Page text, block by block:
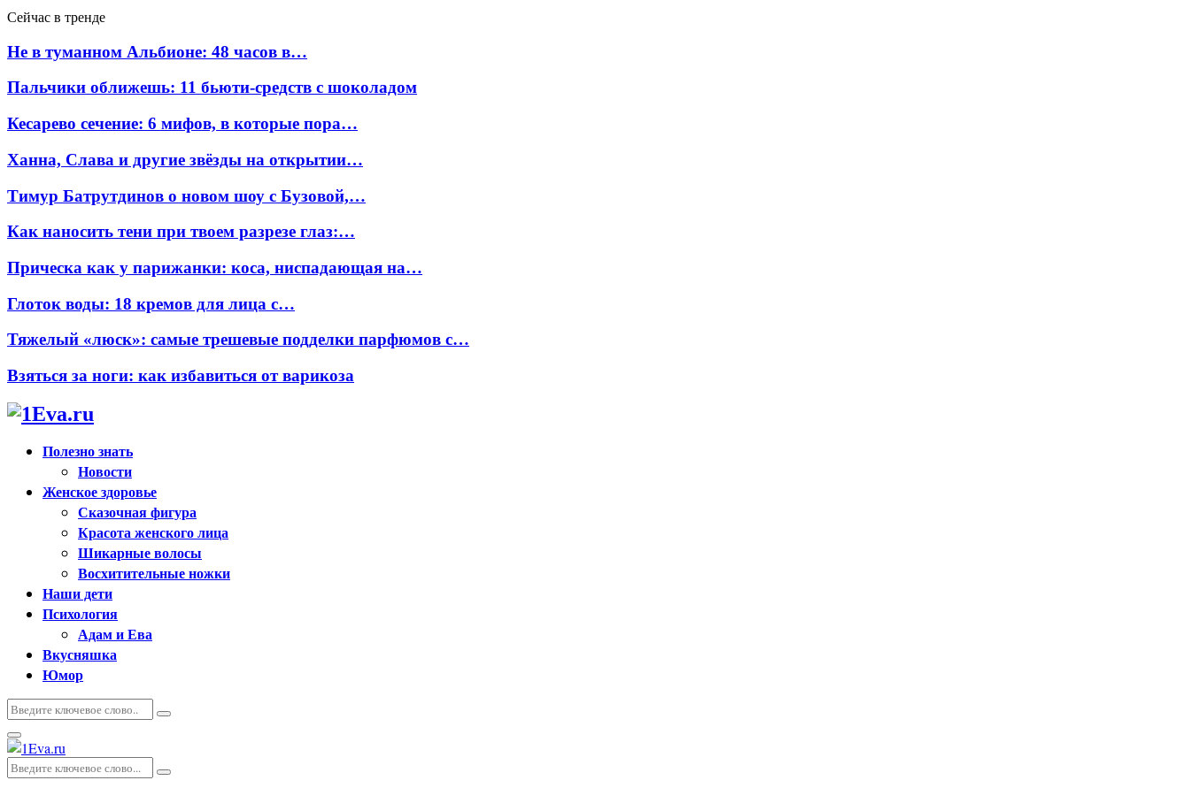
Сейчас в тренде
Не в туманном Альбионе: 48 часов в…
Пальчики оближешь: 11 бьюти-средств с шоколадом
Кесарево сечение: 6 мифов, в которые пора…
Ханна, Слава и другие звёзды на открытии…
Тимур Батрутдинов о новом шоу с Бузовой,…
Как наносить тени при твоем разрезе глаз:…
Прическа как у парижанки: коса, ниспадающая на…
Глоток воды: 18 кремов для лица с…
Тяжелый «люск»: самые трешевые подделки парфюмов с…
Взяться за ноги: как избавиться от варикоза
Полезно знать
Новости
Женское здоровье
Сказочная фигура
Красота женского лица
Шикарные волосы
Восхитительные ножки
Наши дети
Психология
Адам и Ева
Вкусняшка
Юмор
Искать:
Поиск
Основное
меню
Искать:
Поиск